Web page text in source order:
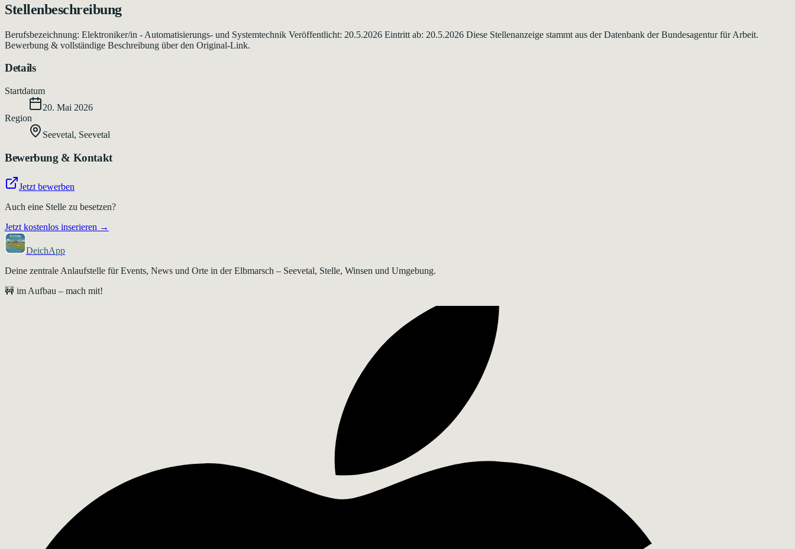
Stellenbeschreibung
Berufsbezeichnung: Elektroniker/in - Automatisierungs- und Systemtechnik Veröffentlicht: 20.5.2026 Eintritt ab: 20.5.2026 Diese Stellenanzeige stammt aus der Datenbank der Bundesagentur für Arbeit.
Bewerbung & vollständige Beschreibung über den Original-Link.
Details
Startdatum
20. Mai 2026
Region
Seevetal, Seevetal
Bewerbung & Kontakt
Jetzt bewerben
Auch eine Stelle zu besetzen?
Jetzt kostenlos inserieren →
DeichApp
Deine zentrale Anlaufstelle für Events, News und Orte in der Elbmarsch – Seevetal, Stelle, Winsen und Umgebung.
🚧 im Aufbau – mach mit!